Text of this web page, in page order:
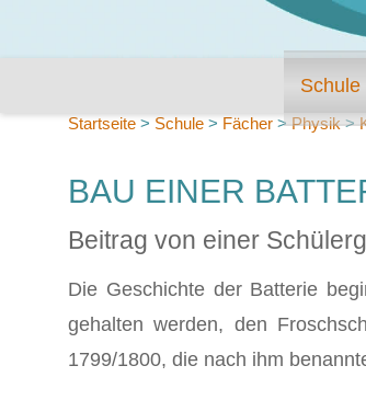
Schule
Startseite > Schule > Fächer >Physik>
BAU EINER
Beitrag von einer
Die Geschichte der Batterie
gehalten werden, den
1799/1800, die nach ihm